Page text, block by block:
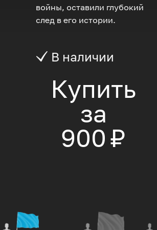
войны, оставили глубокий
след в его истории.
В наличии
Купить
за
900 ₽